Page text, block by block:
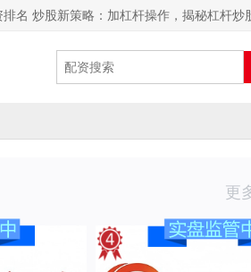
排名 炒股新策略：加杠杆操作，揭秘杠杆炒
更